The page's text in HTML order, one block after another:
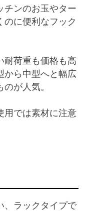
チンのお玉やター
のに便利なフック
耐荷重も価格も高
から中型へと幅広
が人気。
用では素材に注意
、ラックタイプで